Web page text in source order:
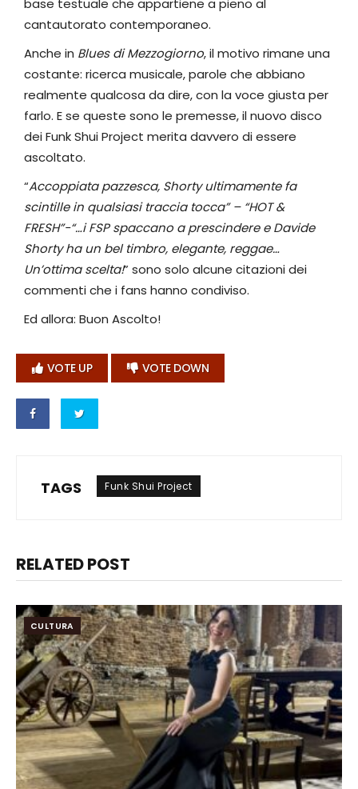
base testuale che appartiene a pieno al
cantautorato contemporaneo.
Anche in Blues di Mezzogiorno, il motivo rimane una
costante: ricerca musicale, parole che abbiano
realmente qualcosa da dire, con la voce giusta per
farlo. E se queste sono le premesse, il nuovo disco
dei Funk Shui Project merita davvero di essere
ascoltato.
“Accoppiata pazzesca, Shorty ultimamente fa
scintille in qualsiasi traccia tocca” – “HOT &
FRESH”-“…i FSP spaccano a prescindere e Davide
Shorty ha un bel timbro, elegante, reggae…
Un’ottima scelta!” sono solo alcune citazioni dei
commenti che i fans hanno condiviso.
Ed allora: Buon Ascolto!
VOTE UP VOTE DOWN
TAGS Funk Shui Project
RELATED POST
CULTURA